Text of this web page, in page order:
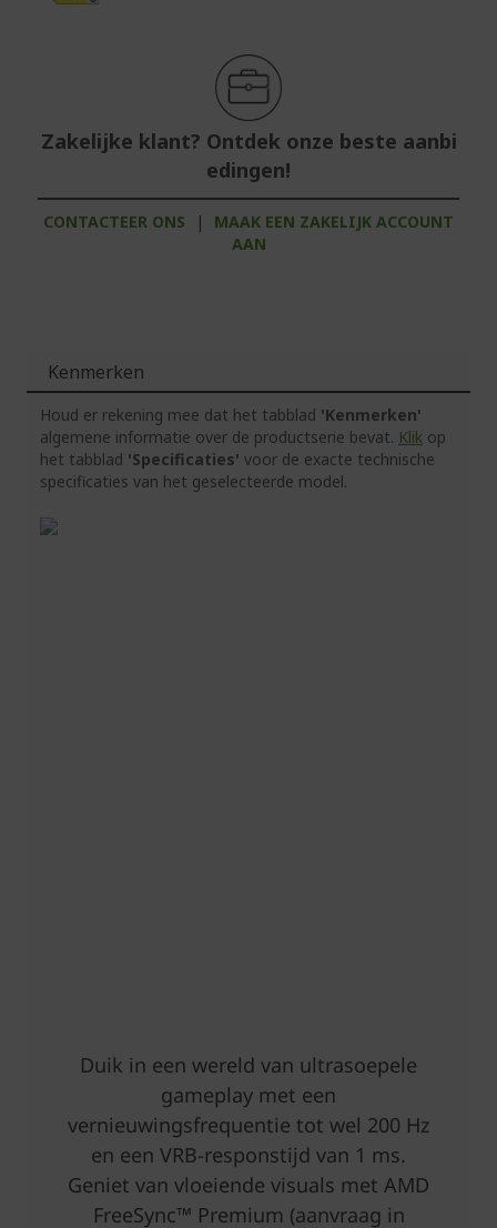
Zakelijke klant? Ontdek onze beste aanbi
edingen!
CONTACTEER ONS |
MAAK EEN ZAKELIJK ACCOUNT
AAN
Kenmerken
Houd er rekening mee dat het tabblad 'Kenmerken'
algemene informatie over de productserie bevat. Klik op
het tabblad 'Specificaties' voor de exacte technische
specificaties van het geselecteerde model.